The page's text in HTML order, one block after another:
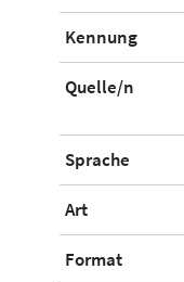
Kennung
Quelle/n
Sprache
Art
Format